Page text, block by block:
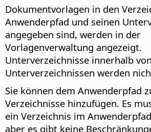
Dokumentvorlagen in den
Anwenderpfad und seinen
angegeben sind, werden in der
Vorlagenverwaltung angezeigt.
Unterverzeichnisse innerhalb von
Unterverzeichnissen werden
Sie können dem Anwenderpfad
Verzeichnisse hinzufügen. Es
ein Verzeichnis im
aber es gibt keine